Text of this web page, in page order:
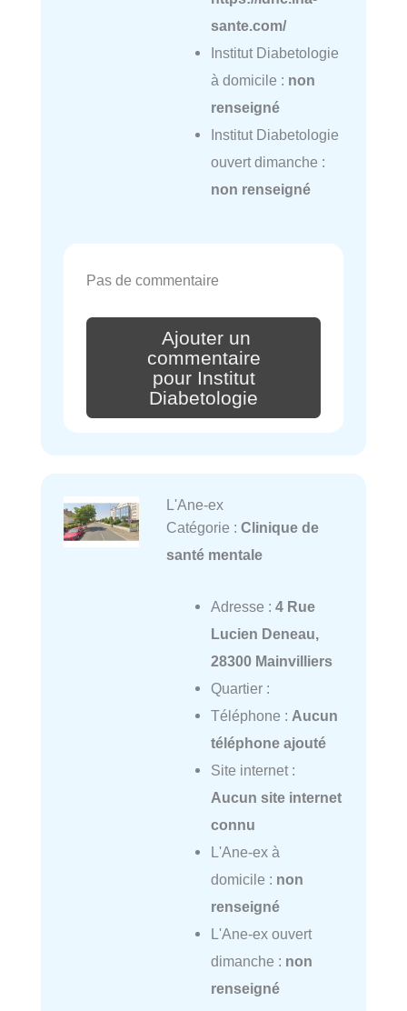
sante.com/
Institut Diabetologie
à domicile : non
renseigné
Institut Diabetologie
ouvert dimanche :
non renseigné
Pas de commentaire
Ajouter un
commentaire
pour Institut
Diabetologie
L'Ane-ex
Catégorie : Clinique de
santé mentale
Adresse : 4 Rue
Lucien Deneau,
28300 Mainvilliers
Quartier :
Téléphone : Aucun
téléphone ajouté
Site internet :
Aucun site internet
connu
L'Ane-ex à
domicile : non
renseigné
L'Ane-ex ouvert
dimanche : non
renseigné